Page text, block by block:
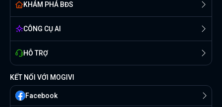
KHÁM PHÁ BĐS
CÔNG CỤ AI
HỖ TRỢ
KẾT NỐI VỚI MOGIVI
Facebook